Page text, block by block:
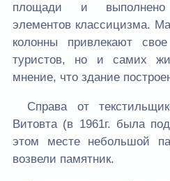
площади и выполнено
элементов классицизма.
колонны привлекают
туристов, но и самих
мнение, что здание
Справа от
Витовта (в 1961г. была
этом месте небольшой
возвели памятник.